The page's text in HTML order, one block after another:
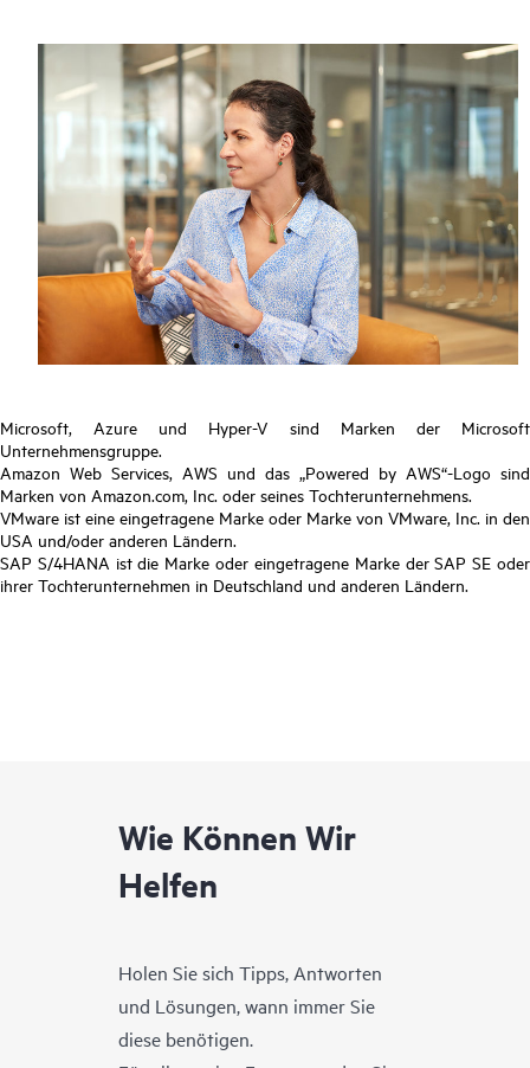
Microsoft, Azure und Hyper-V sind Marken der Microsoft
Unternehmensgruppe.
Amazon Web Services, AWS und das „Powered by AWS“-Logo sind
Marken von Amazon.com, Inc. oder seines Tochterunternehmens.
VMware ist eine eingetragene Marke oder Marke von VMware, Inc. in den
USA und/oder anderen Ländern.
SAP S/4HANA ist die Marke oder eingetragene Marke der SAP SE oder
ihrer Tochterunternehmen in Deutschland und anderen Ländern.
Wie Können Wir
Helfen
Holen Sie sich Tipps, Antworten
und Lösungen, wann immer Sie
diese benötigen.